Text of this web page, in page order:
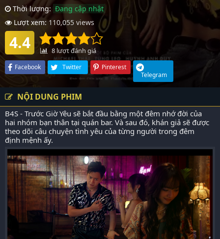
Thời lượng: Đang cập nhật
Lượt xem: 110,055 views
4.4 8 lượt đánh giá
Facebook Twitter
Pinterest
Telegram
NỘI DUNG PHIM
B4S - Trước Giờ Yêu sẽ bắt đầu bằng một đêm nhớ đời của
hai nhóm bạn thân tại quán bar. Và sau đó, khán giả sẽ được
theo dõi câu chuyện tình yêu của từng người trong đêm
định mệnh ấy.